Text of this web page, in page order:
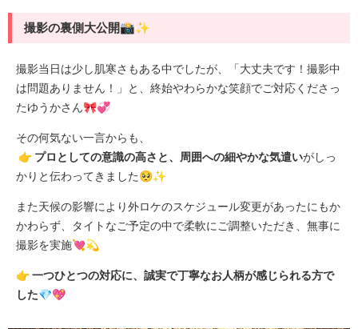
撮影の裏側大公開📸✨
撮影当日は少し肌寒さもある中でしたが、「大丈夫です！撮影中
は問題ありません！」と、終始やわらかな笑顔でご対応くださっ
たゆうかさん🎀💞
その何気ない一言からも、
👉 プロとしての意識の高さと、周囲への細やかな気遣いがしっ
かりと伝わってきました🥺✨
また天候の影響により外ロケのスケジュール変更があったにもか
かわらず、タイトなご予定の中で柔軟にご調整いただき、無事に
撮影を実施💘💫
👉 一つひとつの対応に、誠実で丁寧なお人柄が感じられる方で
した💎💖